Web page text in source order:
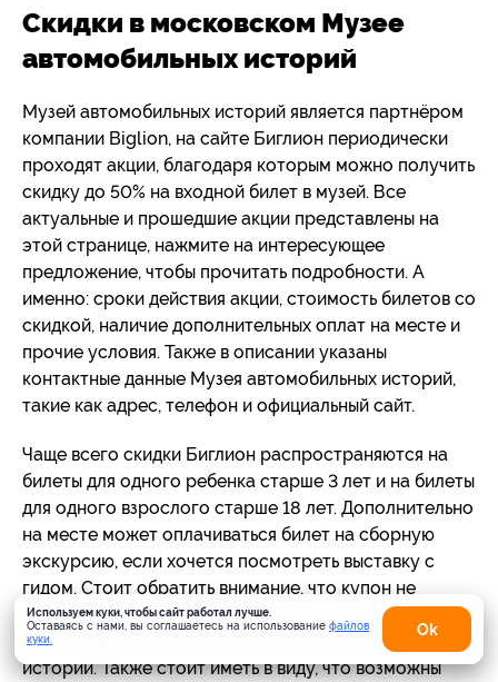
Скидки в московском Музее
автомобильных историй
Музей автомобильных историй является партнёром
компании Biglion, на сайте Биглион периодически
проходят акции, благодаря которым можно получить
скидку до 50% на входной билет в музей. Все
актуальные и прошедшие акции представлены на
этой странице, нажмите на интересующее
предложение, чтобы прочитать подробности. А
именно: сроки действия акции, стоимость билетов со
скидкой, наличие дополнительных оплат на месте и
прочие условия. Также в описании указаны
контактные данные Музея автомобильных историй,
такие как адрес, телефон и официальный сайт.
Чаще всего скидки Биглион распространяются на
билеты для одного ребенка старше 3 лет и на билеты
для одного взрослого старше 18 лет. Дополнительно
на месте может оплачиваться билет на сборную
экскурсию, если хочется посмотреть выставку с
гидом. Стоит обратить внимание, что купон не
распространяется на посещение олимпиады и
других мероприятий в Музее автомобильных
историй. Также стоит иметь в виду, что возможны
Используем куки, чтобы сайт работал лучше.
Оставаясь с нами, вы соглашаетесь на использование файлов
куки.
Оk